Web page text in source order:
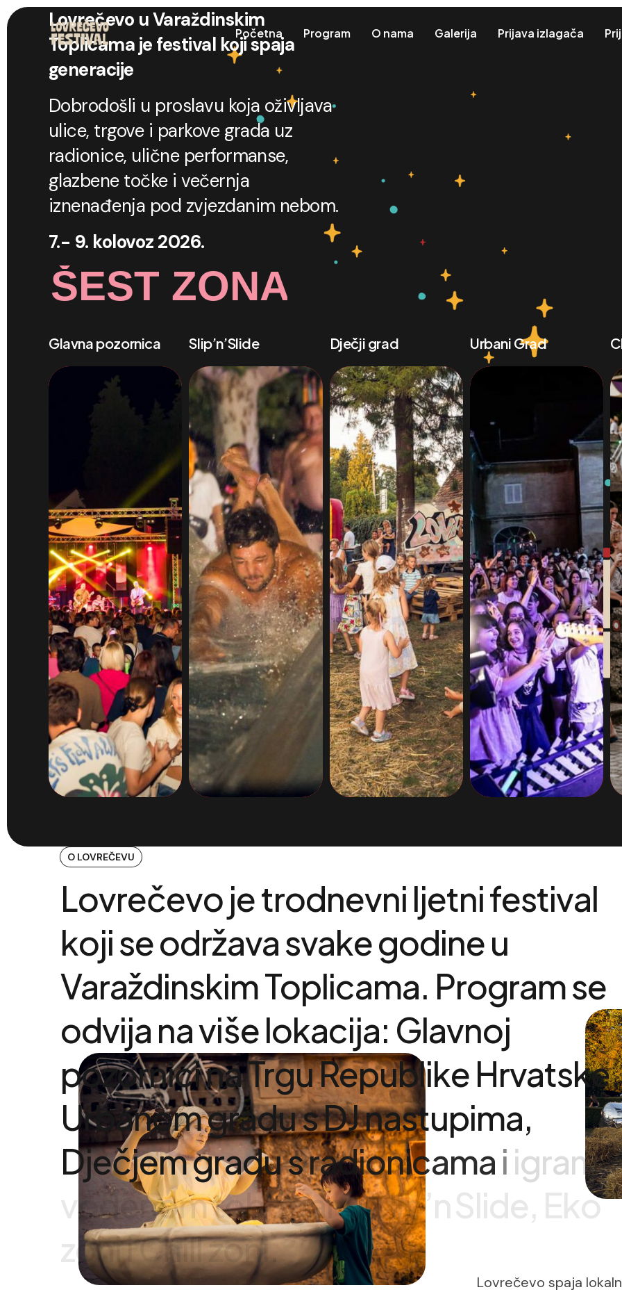
Početna Program O nama Galerija Prijava izlagača
Lovrečevo u Varaždinskim
Toplicama je festival koji spaja
generacije
Dobrodošli u proslavu koja oživljava
ulice, trgove i parkove grada uz
radionice, ulične performanse,
glazbene točke i večernja
iznenađenja pod zvjezdanim nebom.
7.- 9. kolovoz 2026.
Glavna pozornica Slip’n’Slide Dječji grad Urbani Grad
ŠEST ZONA
O LOVREČEVU
Lovrečevojetrodnevniljetnifestival
kojiseodržavasvakegodineu
VaraždinskimToplicama. Programse
odvijanavišelokacija: Glavnoj
pozornicinaTrguRepublikeHrvatske,
UrbanomgradusDJnastupima,
Dječjemgradusradionicamai
vodenomtoboganuSlip’n Slide,
Eko
zoniiChillzoni.
Lovrečevo spaja